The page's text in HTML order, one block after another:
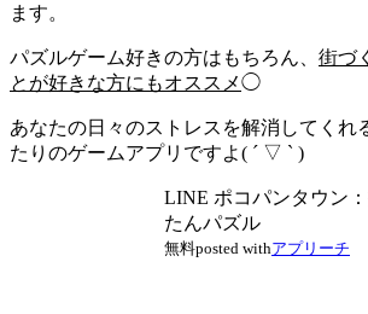
ます。
パズルゲーム好きの方はもちろん、 街づ
とが好きな方にもオススメ◯
あなたの日々のストレスを解消してくれ
たりのゲームアプリですよ( ´ ▽ ` )
LINE ポコパンタウン
たんパズル
無料posted withアプリーチ